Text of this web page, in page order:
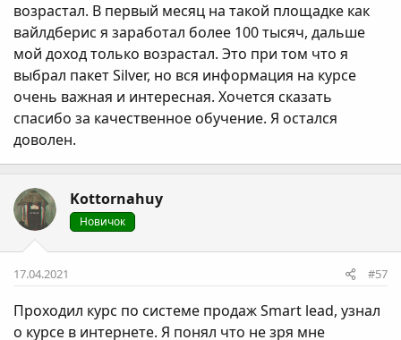
возрастал. В первый месяц на такой площадке как
вайлдберис я заработал более 100 тысяч, дальше
мой доход только возрастал. Это при том что я
выбрал пакет Silver, но вся информация на курсе
очень важная и интересная. Хочется сказать
спасибо за качественное обучение. Я остался
доволен.
Kottornahuy
Новичок
17.04.2021 #57
Проходил курс по системе продаж Smart lead, узнал
о курсе в интернете. Я понял что не зря мне